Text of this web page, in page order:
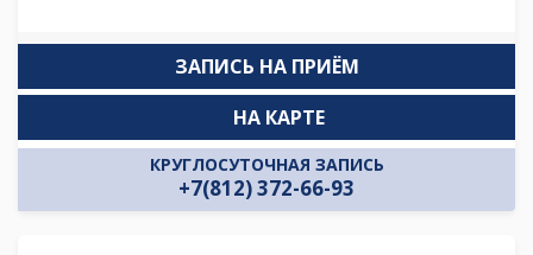
ЗАПИСЬ НА ПРИЁМ
КРУГЛОСУТОЧНАЯ ЗАПИСЬ
+7(812) 372-66-93
НА КАРТЕ